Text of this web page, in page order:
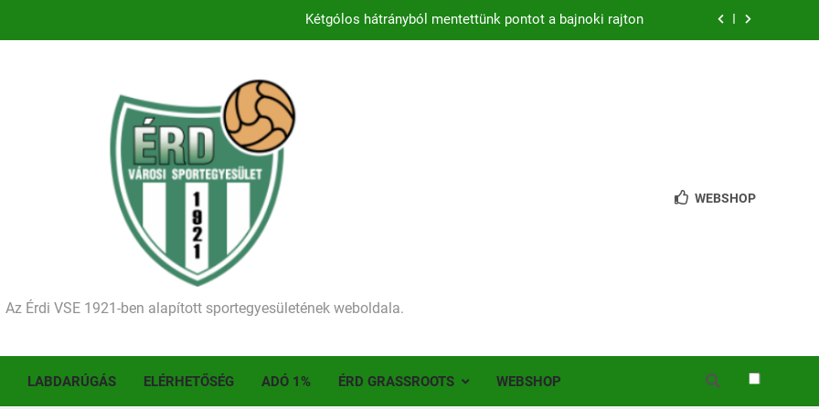
Kezdődik a 2026–2027-es szezon – hazai pályán rajtol az Érdi VSE!
Ellenfelünk visszalépése miatt játék nélkül jutottunk tovább a MOL Magyar Kupában
Kezdődik a 2026–2027-es szezon – hazai pályán rajtol az Érdi VSE!
Történelmet írt az I. Érdi Football Fesztivál – több mint 200 játékos lépett pályára Érden
Az Érdi VSE 1921-ben alapított sportegyesületének weboldala.
WEBSHOP
LABDARÚGÁS ELÉRHETŐSÉG ADÓ 1% ÉRD GRASSROOTS WEBSHOP